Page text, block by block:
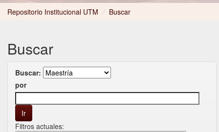
Repositorio Institucional UTM / Buscar
Buscar
Buscar:
por
Filtros actuales: